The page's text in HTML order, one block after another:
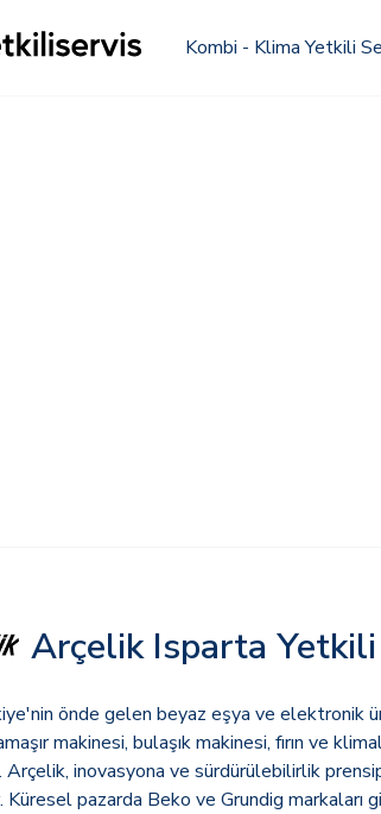
Kombi - Klima Yetkili
Arçelik Isparta
önde gelen beyaz eşya ve elektronik
makinesi, bulaşık makinesi, fırın ve
Arçelik, inovasyona ve sürdürülebilirlik
Küresel pazarda Beko ve Grundig